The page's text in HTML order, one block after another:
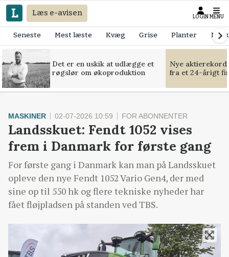
Læs e-avisen LOGIN MENU
Seneste Mest læste Kvæg Grise Planter
Det er en uskik at udlægge et
røgslør om økoproduktion
Nye
fra et 24-årigt
MASKINER 02-07-2026 10:59 FOR ABONNENTER
Landsskuet: Fendt 1052 vises
frem i Danmark for første gang
For første gang i Danmark kan man på Landsskuet
opleve den nye Fendt 1052 Vario Gen4, der med
sine op til 550 hk og flere tekniske nyheder har
fået fløjpladsen på standen ved TBS.